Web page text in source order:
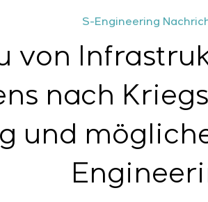
Labors
S-Engineering
von
nach
und